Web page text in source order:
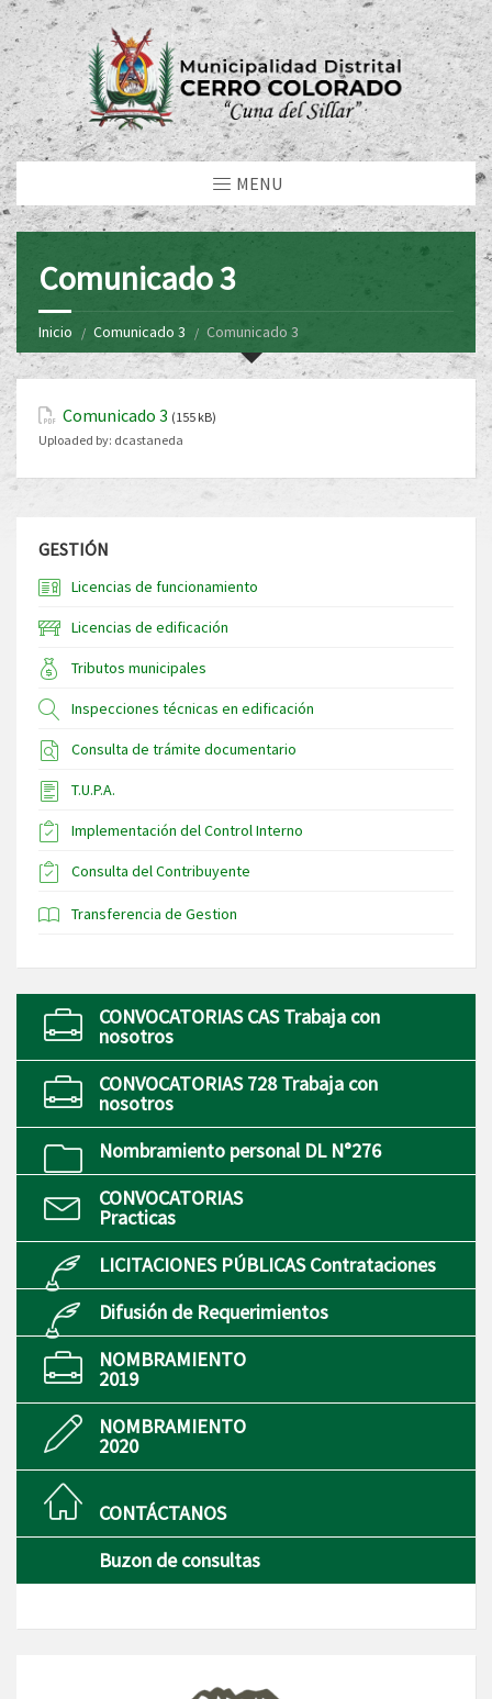
MENU
Comunicado 3
Inicio Comunicado 3 Comunicado 3
Comunicado 3 (155 kB)
Uploaded by: dcastaneda
GESTIÓN
Licencias de funcionamiento
Licencias de edificación
Tributos municipales
Inspecciones técnicas en edificación
Consulta de trámite documentario
T.U.P.A.
Implementación del Control Interno
Consulta del Contribuyente
Transferencia de Gestion
CONVOCATORIAS CAS Trabaja con
nosotros
CONVOCATORIAS 728 Trabaja con
nosotros
Nombramiento personal DL N°276
CONVOCATORIAS
Practicas
LICITACIONES PÚBLICAS Contrataciones
Difusión de Requerimientos
NOMBRAMIENTO
2019
NOMBRAMIENTO
2020
CONTÁCTANOS
Buzon de consultas